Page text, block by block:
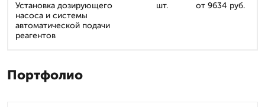
Установка дозирующего
насоса и системы
автоматической подачи
реагентов
шт. от 9634 руб.
Портфолио